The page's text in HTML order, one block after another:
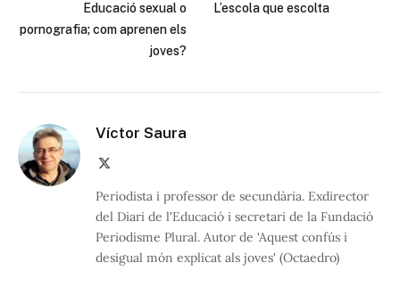
Educació sexual o
pornografia; com aprenen els
joves?
L’escola que escolta
Víctor Saura
Periodista i professor de secundària. Exdirector
del Diari de l'Educació i secretari de la Fundació
Periodisme Plural. Autor de 'Aquest confús i
desigual món explicat als joves' (Octaedro)